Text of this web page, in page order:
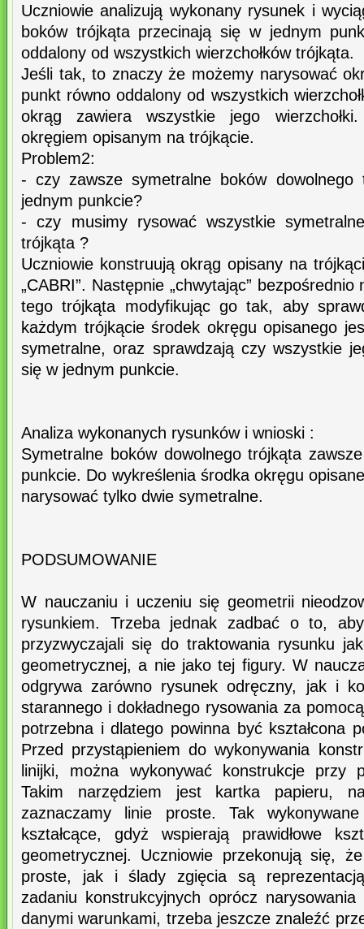
Uczniowie analizują wykonany rysunek i
boków trójkąta przecinają się w jednym
oddalony od wszystkich wierzchołków trójkąta.
Jeśli tak, to znaczy że możemy narysować
punkt równo oddalony od wszystkich
okrąg zawiera wszystkie jego
okręgiem opisanym na trójkącie.
Problem2:
- czy zawsze symetralne boków dowolnego
jednym punkcie?
- czy musimy rysować wszystkie
trójkąta ?
Uczniowie konstruują okrąg opisany na
„CABRI”. Następnie „chwytając”
tego trójkąta modyfikując go tak, aby
każdym trójkącie środek okręgu opisanego
symetralne, oraz sprawdzają czy wszystkie
się w jednym punkcie.
Analiza wykonanych rysunków i wnioski :
Symetralne boków dowolnego trójkąta
punkcie. Do wykreślenia środka okręgu
narysować tylko dwie symetralne.
PODSUMOWANIE
W nauczaniu i uczeniu się geometrii
rysunkiem. Trzeba jednak zadbać o to,
przyzwyczajali się do traktowania rysunku
geometrycznej, a nie jako tej figury. W
odgrywa zarówno rysunek odręczny, jak i
starannego i dokładnego rysowania za
potrzebna i dlatego powinna być kształcona
Przed przystąpieniem do wykonywania
linijki, można wykonywać konstrukcje przy
Takim narzędziem jest kartka papieru,
zaznaczamy linie proste. Tak
kształcące, gdyż wspierają prawidłowe
geometrycznej. Uczniowie przekonują się,
proste, jak i ślady zgięcia są
zadaniu konstrukcyjnych oprócz
danymi warunkami, trzeba jeszcze znaleźć